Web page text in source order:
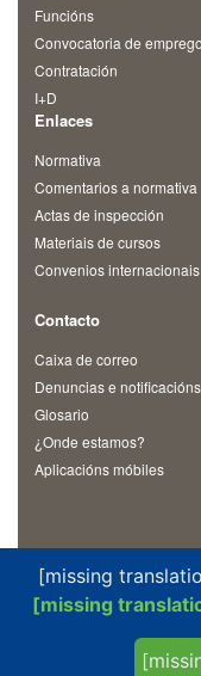
Funcións
Convocatoria de emprego
Contratación
I+D
Enlaces
Normativa
Comentarios a normativa
Actas de inspección
Materiais de cursos
Convenios internacionais
Contacto
Caixa de correo
Denuncias e notificacións
Glosario
¿Onde estamos?
Aplicacións móbiles
© 2026
Política de
[missing
[missing